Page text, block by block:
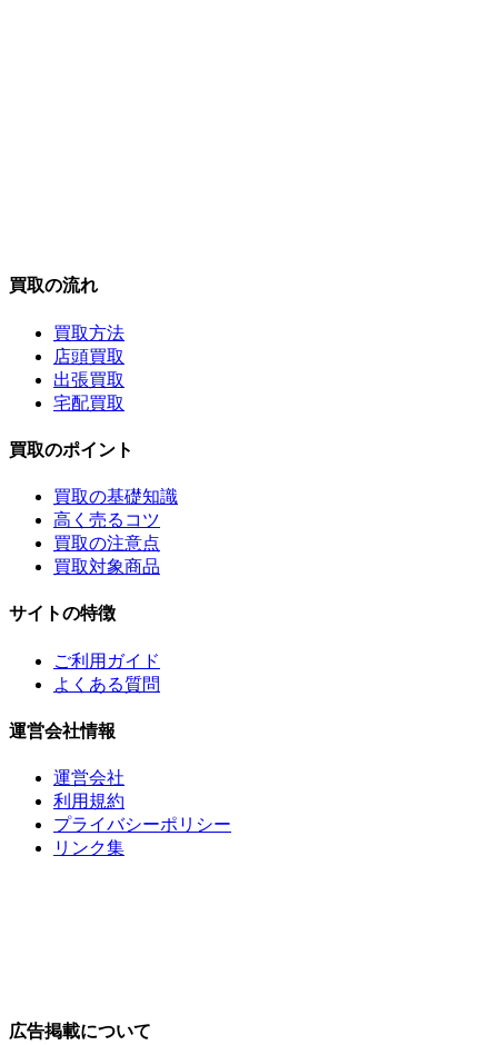
買取の流れ
買取方法
店頭買取
出張買取
宅配買取
買取のポイント
買取の基礎知識
高く売るコツ
買取の注意点
買取対象商品
サイトの特徴
ご利用ガイド
よくある質問
運営会社情報
運営会社
利用規約
プライバシーポリシー
リンク集
広告掲載について